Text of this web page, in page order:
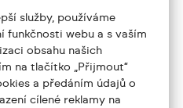
služby, používáme
funkčnosti webu a s vaším
obsahu našich
na tlačítko „Přijmout“
a předáním údajů o
cílené reklamy na